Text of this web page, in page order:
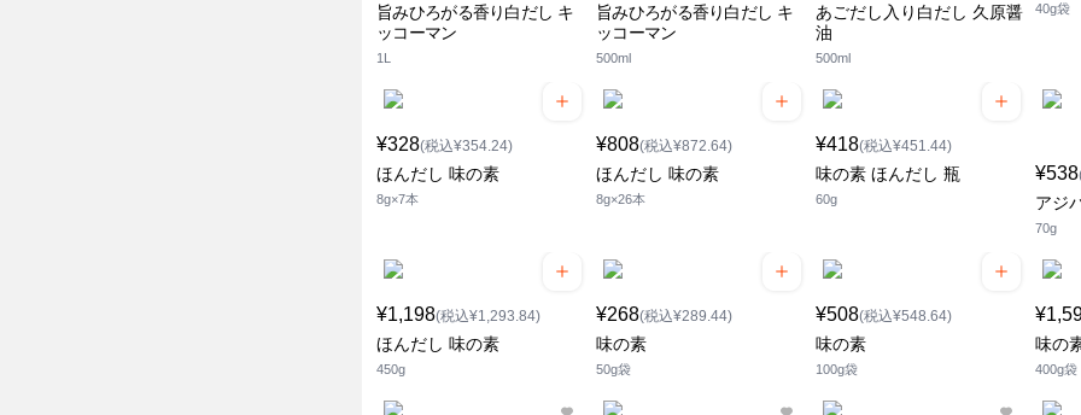
旨みひろがる香り白だし キ
ッコーマン
1L
旨みひろがる香り白だし キ
ッコーマン
500ml
あごだし入り白だし 久原醤
油
500ml
40g袋
¥328(税込¥354.24)
ほんだし 味の素
8g×7本
¥808(税込¥872.64)
ほんだし 味の素
8g×26本
¥418(税込¥451.44)
味の素 ほんだし 瓶
60g
¥538
アジ
70g
¥1,198(税込¥1,293.84)
ほんだし 味の素
450g
¥268(税込¥289.44)
味の素
50g袋
¥508(税込¥548.64)
味の素
100g袋
味の
400g袋